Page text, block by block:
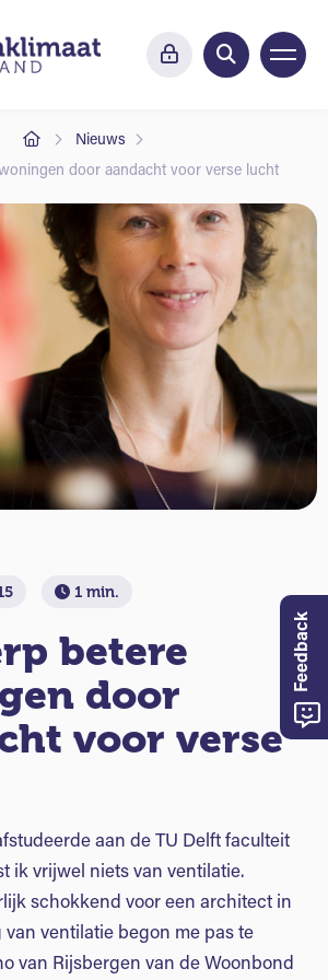
Nieuws
door aandacht voor verse lucht
1 min.
betere
door
voor verse
aan de TU Delft faculteit
ik vrijwel niets van ventilatie.
schokkend voor een architect in
van ventilatie begon me pas te
van Rijsbergen van de Woonbond
Feedback